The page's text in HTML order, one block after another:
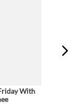
With